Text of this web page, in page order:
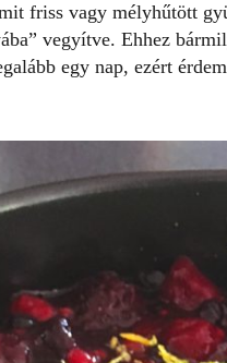
friss vagy mélyhűtött
vegyítve. Ehhez
egy nap, ezért